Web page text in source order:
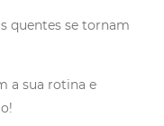
quentes se tornam
a sua rotina e